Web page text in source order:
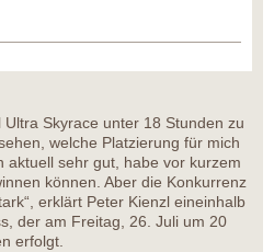
Ultra Skyrace unter 18 Stunden zu
welche Platzierung für mich
aktuell sehr gut, habe vor kurzem
können. Aber die Konkurrenz
erklärt Peter Kienzl eineinhalb
der am Freitag, 26. Juli um 20
erfolgt.